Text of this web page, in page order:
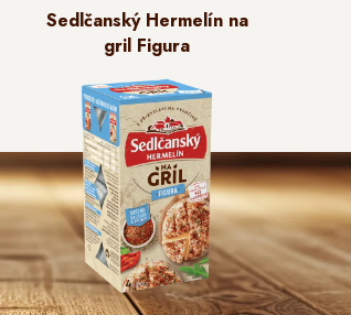
Sedlčanský Hermelín na
gril Figura